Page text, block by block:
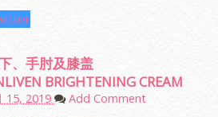
、手肘及膝盖
BRIGHTENING CREAM
15, 2019 Add Comment